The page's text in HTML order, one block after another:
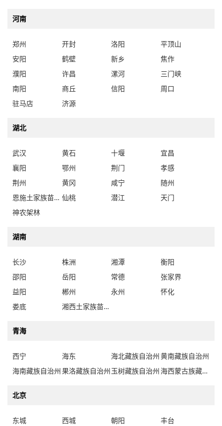
河南
郑州 开封 洛阳
平顶山
安阳
鹤壁 新乡
焦作
濮阳
许昌 漯河
三门峡
南阳
商丘 信阳
周口
驻马店
济源
湖北
武汉 黄石 十堰
宜昌
襄阳
鄂州 荆门
孝感
荆州
黄冈 咸宁
随州
恩施土家族苗族自治州 仙桃 潜江
天门
神农架林
湖南
长沙 株洲 湘潭
衡阳
邵阳
岳阳 常德
张家界
益阳
郴州 永州
怀化
娄底
湘西土家族苗族自治州
青海
西宁 海东 海北藏族自治州黄南藏族自治州
海南藏族自治州果洛藏族自治州玉树藏族自治州 海西蒙古族藏族自治州
北京
东城 西城 朝阳
丰台